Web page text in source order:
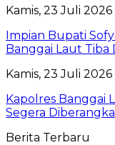
Kamis, 23 Juli 2026
Impian Bupati
Banggai Laut Tiba
Kamis, 23 Juli 2026
Kapolres Banggai
Segera
Berita Terbaru